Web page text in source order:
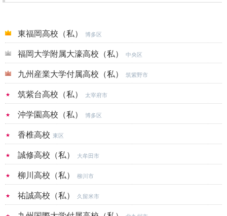
東福岡高校（私） 博多区
福岡大学附属大濠高校（私） 中央区
九州産業大学付属高校（私） 筑紫野市
筑紫台高校（私） 太宰府市
沖学園高校（私） 博多区
香椎高校 東区
誠修高校（私） 大牟田市
柳川高校（私） 柳川市
祐誠高校（私） 久留米市